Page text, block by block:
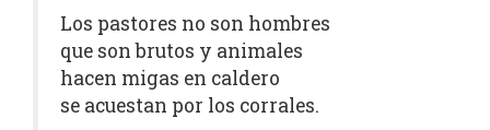
Los pastores no son hombres
que son brutos y animales
hacen migas en caldero
se acuestan por los corrales.